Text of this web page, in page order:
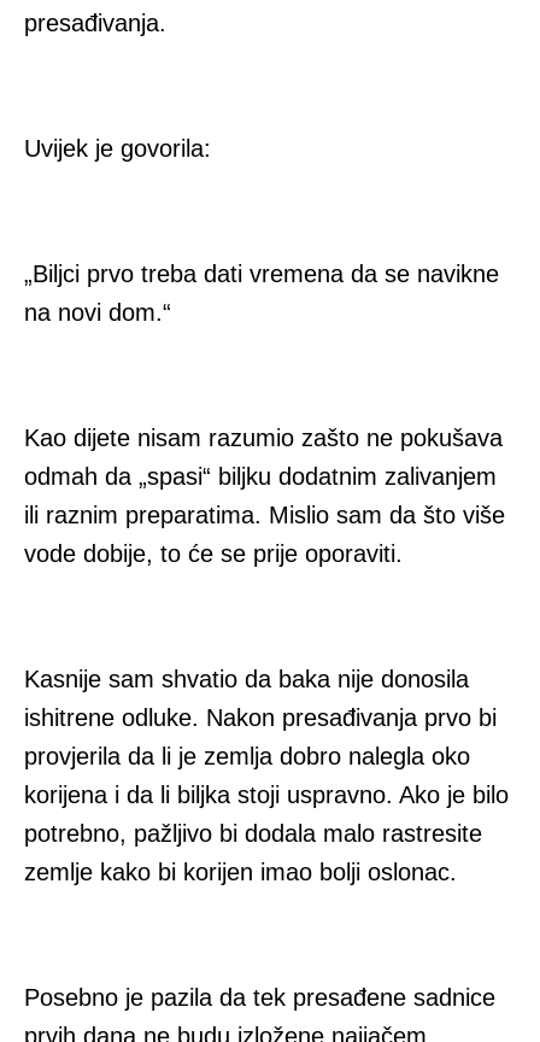
presađivanja.
Uvijek je govorila:
„Biljci prvo treba dati vremena da se navikne
na novi dom.“
Kao dijete nisam razumio zašto ne pokušava
odmah da „spasi“ biljku dodatnim zalivanjem
ili raznim preparatima. Mislio sam da što više
vode dobije, to će se prije oporaviti.
Kasnije sam shvatio da baka nije donosila
ishitrene odluke. Nakon presađivanja prvo bi
provjerila da li je zemlja dobro nalegla oko
korijena i da li biljka stoji uspravno. Ako je bilo
potrebno, pažljivo bi dodala malo rastresite
zemlje kako bi korijen imao bolji oslonac.
Posebno je pazila da tek presađene sadnice
prvih dana ne budu izložene najjačem